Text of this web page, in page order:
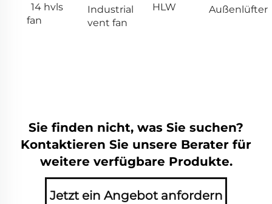
14 hvls
fan
Industrial
vent fan
HLW Außenlüfter
Sie finden nicht, was Sie suchen?
Kontaktieren Sie unsere Berater für
weitere verfügbare Produkte.
Jetzt ein Angebot anfordern